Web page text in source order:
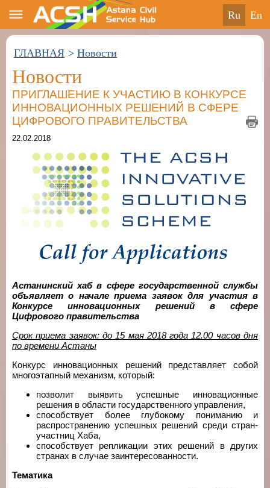
ru en
ГЛАВНАЯ > Новости
Новости
ПРИГЛАШЕНИЕ К УЧАСТИЮ В КОНКУРСЕ
ИННОВАЦИОННЫХ РЕШЕНИЙ В СФЕРЕ
ЦИФРОВОГО ПРАВИТЕЛЬСТВА
22.02.2018
Астанинский хаб в сфере государственной службы
объявляет о начале приема заявок для участия в
Конкурсе инновационных решений в сфере
Цифрового правительства
Срок приема заявок: до 15 мая 2018 года 12.00 часов дня
по времени Астаны
Конкурс инновационных решений представляет собой
многоэтапный механизм, который:
позволит выявить успешные инновационные
решения в области государственного управления,
способствует более глубокому пониманию и
распространению успешных решений среди стран-
участниц Хаба,
способствует репликации этих решений в других
странах в случае заинтересованности.
Тематика